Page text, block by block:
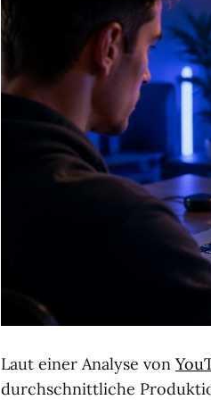
Laut einer Analyse von
durchschnittliche